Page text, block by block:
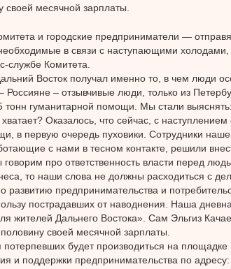
месячной зарплаты.
и городские предприниматели —
в связи с наступающими холодами,
службе Комитета.
Восток получал именно то, в чем люди
Россияне – отзывчивые люди, только из
тонн гуманитарной помощи. Мы стали
Оказалось, что сейчас, с наступлением
в первую очередь пуховики. Сотрудники
с нами в тесном контакте, решили
про ответственность власти перед
то наши слова не должны расходиться с
развитию предпринимательства и
пострадавших от наводнения. Наша
жителей Дальнего Востока». Сам Эльгиз
своей месячной зарплаты.
будет производиться на площадке
и поддержки предпринимательства по адресу: